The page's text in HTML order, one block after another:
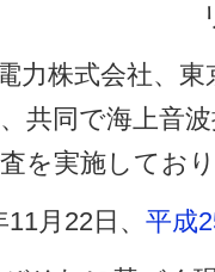
力株式会社、
共同で海上音
を実施してお
11月22日、 平成